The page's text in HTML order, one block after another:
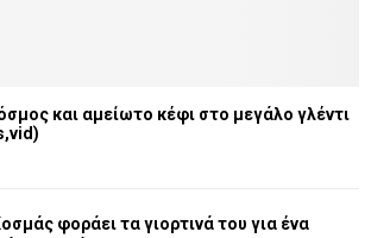
και αμείωτο κέφι στο μεγάλο γλέντι
φοράει τα γιορτινά του για ένα